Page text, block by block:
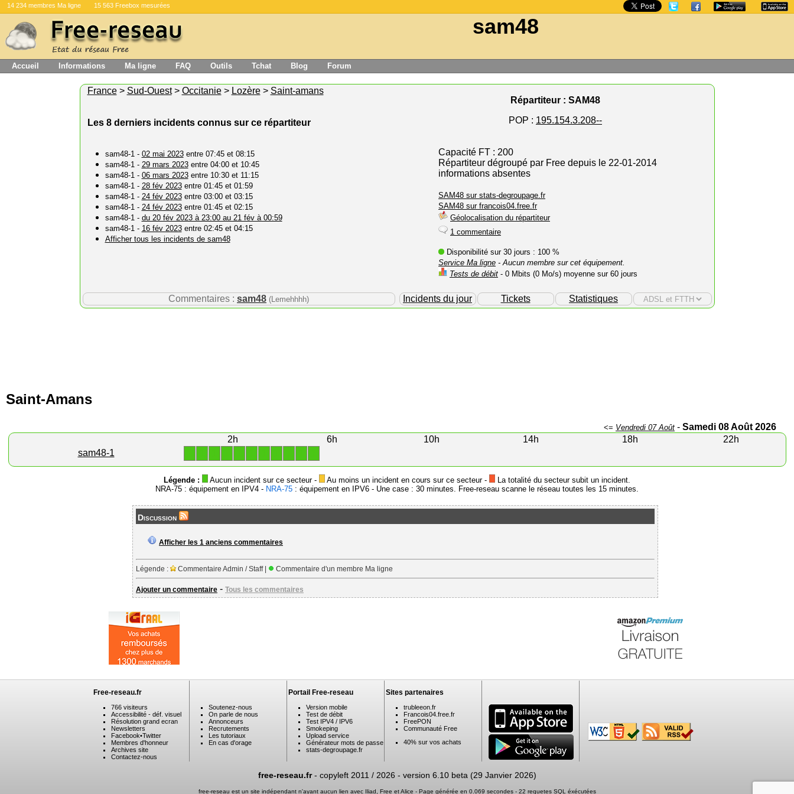
14 234 membres Ma ligne 15 563 Freebox mesurées
sam48
Accueil Informations Ma ligne FAQ Outils Tchat Blog Forum
France> Sud-Ouest> Occitanie> Lozère> Saint-amans
Les 8 derniers incidents connus sur ce répartiteur
sam48-1 - 02 mai 2023entre 07:45 et 08:15
sam48-1 - 29 mars 2023entre 04:00 et 10:45
sam48-1 - 06 mars 2023entre 10:30 et 11:15
sam48-1 - 28 fév 2023entre 01:45 et 01:59
sam48-1 - 24 fév 2023entre 03:00 et 03:15
sam48-1 - 24 fév 2023entre 01:45 et 02:15
sam48-1 - du 20 fév 2023 à 23:00 au 21 fév à 00:59
sam48-1 - 16 fév 2023entre 02:45 et 04:15
Afficher tous les incidents de sam48
Répartiteur : SAM48
POP : 195.154.3.208--
Capacité FT : 200
Répartiteur dégroupé par Free depuis le 22-01-2014
informations absentes
SAM48 sur stats-degroupage.fr
SAM48 sur francois04.free.fr
Géolocalisation du répartiteur
1 commentaire
Disponibilité sur 30 jours : 100 %
Service Ma ligne - Aucun membre sur cet équipement.
Tests de débit - 0 Mbits (0 Mo/s) moyenne sur 60 jours
Commentaires : sam48 (Lemehhhh) Incidents du jour Tickets Statistiques
Saint-Amans
<= Vendredi 07 Août - Samedi 08 Août 2026
2h
6h 10h 14h 18h
22h
sam48-1
Légende : Aucun incident sur ce secteur - Au moins un incident en cours sur ce secteur -
La totalité du secteur subit un incident.
NRA-75 : équipement en IPV4 - NRA-75 : équipement en IPV6 - Une case : 30 minutes. Free-reseau scanne le réseau toutes les 15 minutes.
Discussion
Afficher les 1 anciens commentaires
Légende : Commentaire Admin / Staff | Commentaire d'un membre Ma ligne
Ajouter un commentaire - Tous les commentaires
Free-reseau.fr
766 visiteurs
Accessibilité - déf. visuel
Résolution grand ecran
Newsletters
Facebook•Twitter
Membres d'honneur
Archives site
Contactez-nous
Soutenez-nous
On parle de nous
Annonceurs
Recrutements
Les tutoriaux
En cas d'orage
Portail Free-reseau
Version mobile
Test de débit
Test IPV4 / IPV6
Smokeping
Upload service
Générateur mots de passe
stats-degroupage.fr
Sites partenaires
trubleeon.fr
Francois04.free.fr
FreePON
Communauté Free
40% sur vos achats
free-reseau.fr- copyleft 2011 / 2026 - version 6.10 beta (29 Janvier 2026)
free-reseau est un site indépendant n'ayant aucun lien avec Iliad, Free et Alice - Page générée en 0.069 secondes - 22 requetes SQL éxécutées